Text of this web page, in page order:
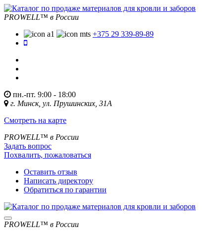
PROWELL™ в России
+375 29 339-89-89
пн.-пт. 9:00 - 18:00
г. Минск, ул. Прушинских, 31А
Смотреть на карте
PROWELL™ в России
Задать вопрос
Похвалить, пожаловаться
Оставить отзыв
Написать директору
Обратиться по гарантии
PROWELL™ в России